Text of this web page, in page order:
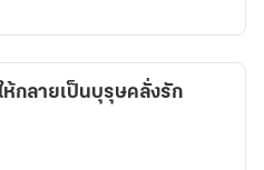
ห้กลายเป็นบุรุษคลั่งรัก